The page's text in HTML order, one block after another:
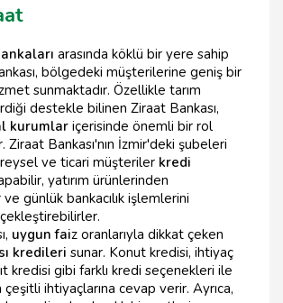
arasında köklü bir yere sahip
bölgedeki müşterilerine geniş bir
sunmaktadır. Özellikle tarım
destekle bilinen Ziraat Bankası,
kurumlariçerisinde önemli bir rol
Ziraat Bankası'nın İzmir'deki şubeleri
ve ticari müşteriler kredi
yatırım ürünlerinden
günlük bankacılık işlemlerini
uygun faiz oranlarıyla dikkat çeken
kredileri sunar. Konut kredisi, ihtiyaç
kredisi gibi farklı kredi seçenekleri ile
ihtiyaçlarına cevap verir. Ayrıca,